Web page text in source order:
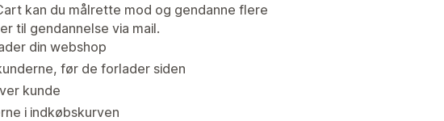
kan du målrette mod og gendanne flere
til gendannelse via mail.
din webshop
før de forlader siden
kunde
i indkøbskurven